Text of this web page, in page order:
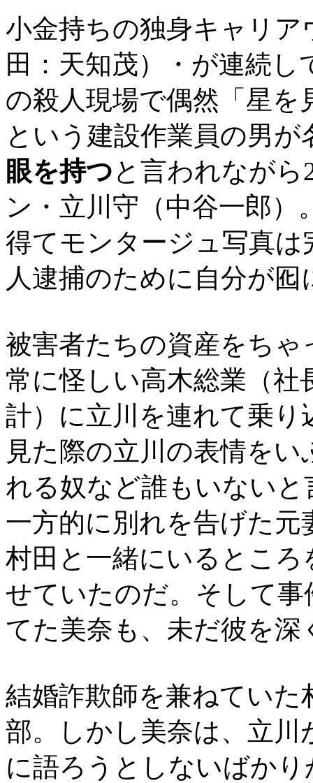
小金持ちの独身キャリア
田：天知茂）・が連続
の殺人現場で偶然「星
という建設作業員の男
眼を持つと言われなが
ン・立川守（中谷一郎
得てモンタージュ写真
人逮捕のために自分が
被害者たちの資産をち
常に怪しい高木総業（社
計）に立川を連れて乗
見た際の立川の表情を
れる奴など誰もいない
一方的に別れを告げた
村田と一緒にいるとこ
せていたのだ。そして
てた美奈も、未だ彼を深
結婚詐欺師を兼ねてい
部。しかし美奈は、立
に語ろうとしないばか